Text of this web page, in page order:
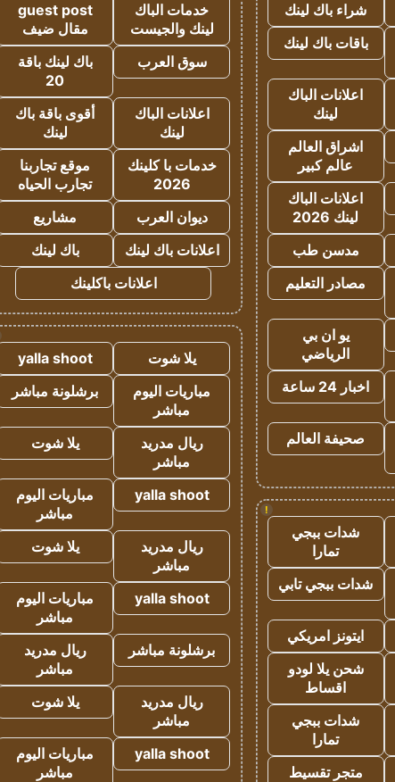
شراء باك لينك
باقات باك لينك
اعلانات الباك
لينك
اشراق العالم
عالم كبير
اعلانات الباك
لينك 2026
مدسن طب
مصادر التعليم
يو ان بي
الرياضي
اخبار 24 ساعة
صحيفة العالم
!
شدات ببجي
تمارا
شدات ببجي تابي
ايتونز امريكي
شحن يلا لودو
اقساط
شدات ببجي
تمارا
متجر تقسيط
خدمات الباك
لينك والجيست
guest post
مقال ضيف
سوق العرب
باك لينك باقة
20
اعلانات الباك
لينك
أقوى باقة باك
لينك
خدمات با كلينك
2026
موقع تجاربنا
تجارب الحياه
ديوان العرب
مشاريع
اعلانات باك لينك
باك لينك
اعلانات باكلينك
يلا شوت
yalla shoot
مباريات اليوم
مباشر
برشلونة مباشر
ريال مدريد
مباشر
يلا شوت
yalla shoot
مباريات اليوم
مباشر
ريال مدريد
مباشر
يلا شوت
yalla shoot
مباريات اليوم
مباشر
برشلونة مباشر
ريال مدريد
مباشر
ريال مدريد
مباشر
يلا شوت
yalla shoot
مباريات اليوم
مباشر